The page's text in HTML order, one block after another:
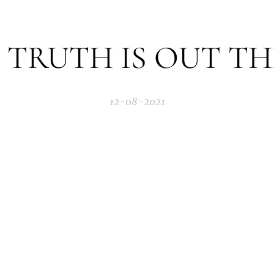
IS OUT
12-08-2021